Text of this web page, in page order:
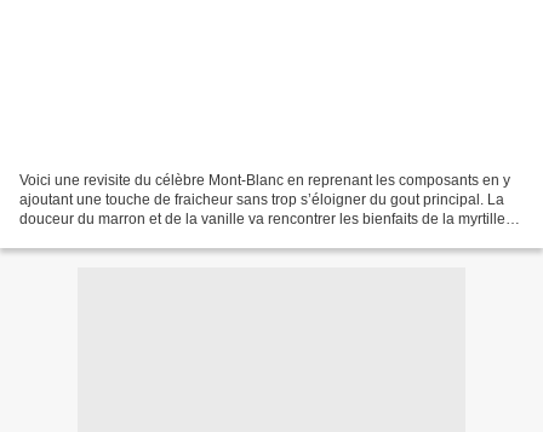
Voici une revisite du célèbre Mont-Blanc en reprenant les composants en y
ajoutant une touche de fraicheur sans trop s’éloigner du gout principal. La
douceur du marron et de la vanille va rencontrer les bienfaits de la myrtille